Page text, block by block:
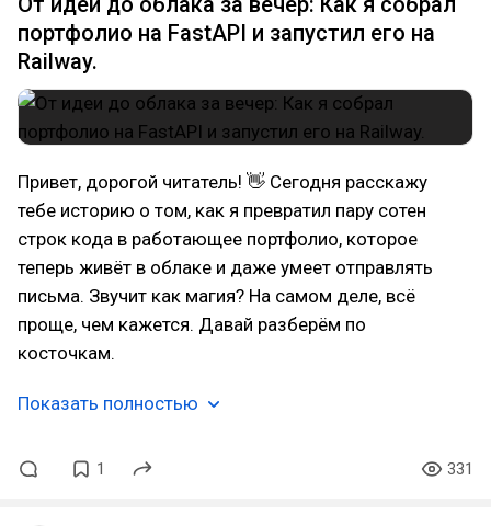
портфолио на FastAPI и запустил его на
Railway.
Привет, дорогой читатель! 👋 Сегодня расскажу
тебе историю о том, как я превратил пару сотен
строк кода в работающее портфолио, которое
теперь живёт в облаке и даже умеет отправлять
письма. Звучит как магия? На самом деле, всё
проще, чем кажется. Давай разберём по
косточкам.
Показать полностью
1 331